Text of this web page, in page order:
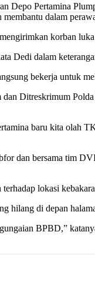
Pertamina
dalam
korban
Dedi dalam
bekerja untuk
Ditreskrimum
baru kita olah
dan bersama tim
lokasi
hilang di depan
BPBD,”